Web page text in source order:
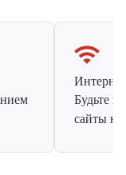
Будьте
сайты на